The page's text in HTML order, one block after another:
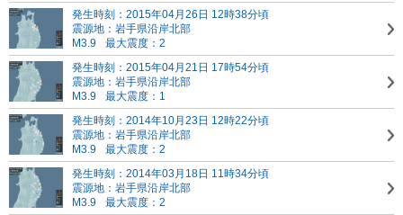
発生時刻：2015年04月26日 12時38分頃
震源地：岩手県沿岸北部
M3.9
最大震度：2
発生時刻：2015年04月21日 17時54分頃
震源地：岩手県沿岸北部
M3.9
最大震度：1
発生時刻：2014年10月23日 12時22分頃
震源地：岩手県沿岸北部
M3.9
最大震度：2
発生時刻：2014年03月18日 11時34分頃
震源地：岩手県沿岸北部
M3.9
最大震度：2